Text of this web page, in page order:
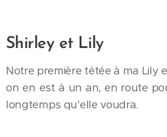
Shirley et Lily
Notre première tétée à ma Lily
on en est à un an, en route
longtemps qu'elle voudra.